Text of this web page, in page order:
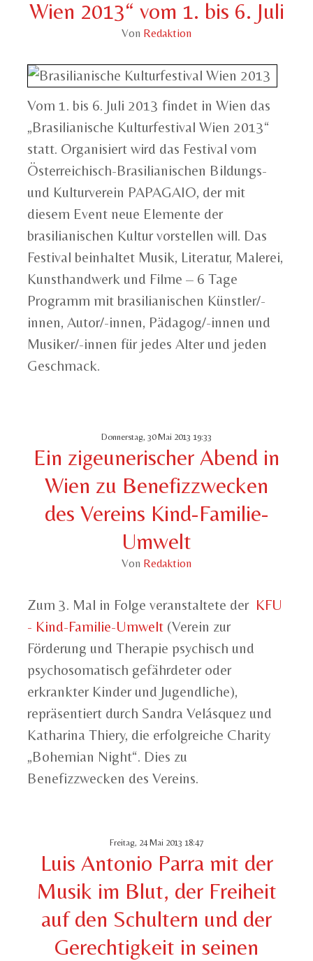
Wien 2013“ vom 1. bis 6. Juli
Von Redaktion
Vom 1. bis 6. Juli 2013 findet in Wien das
„Brasilianische Kulturfestival Wien 2013“
statt. Organisiert wird das Festival vom
Österreichisch-Brasilianischen Bildungs-
und Kulturverein PAPAGAIO, der mit
diesem Event neue Elemente der
brasilianischen Kultur vorstellen will. Das
Festival beinhaltet Musik, Literatur, Malerei,
Kunsthandwerk und Filme – 6 Tage
Programm mit brasilianischen Künstler/-
innen, Autor/-innen, Pädagog/-innen und
Musiker/-innen für jedes Alter und jeden
Geschmack.
Donnerstag, 30 Mai 2013 19:33
Ein zigeunerischer Abend in
Wien zu Benefizzwecken
des Vereins Kind-Familie-
Umwelt
Von Redaktion
Zum 3. Mal in Folge veranstaltete der KFU
- Kind-Familie-Umwelt (Verein zur
Förderung und Therapie psychisch und
psychosomatisch gefährdeter oder
erkrankter Kinder und Jugendliche),
repräsentiert durch Sandra Velásquez und
Katharina Thiery, die erfolgreiche Charity
„Bohemian Night“. Dies zu
Benefizzwecken des Vereins.
Freitag, 24 Mai 2013 18:47
Luis Antonio Parra mit der
Musik im Blut, der Freiheit
auf den Schultern und der
Gerechtigkeit in seinen